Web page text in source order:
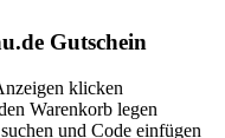
Gutschein
klicken
Warenkorb legen
und Code einfügen